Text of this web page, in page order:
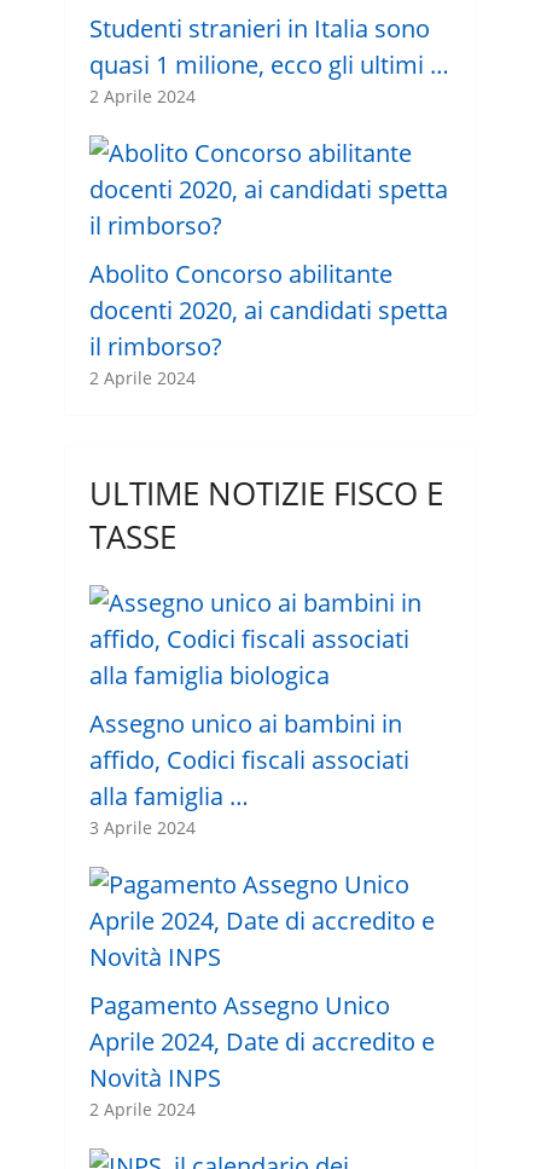
Studenti stranieri in Italia sono
quasi 1 milione, ecco gli ultimi …
2 Aprile 2024
Abolito Concorso abilitante
docenti 2020, ai candidati spetta
il rimborso?
2 Aprile 2024
ULTIME NOTIZIE FISCO E
TASSE
Assegno unico ai bambini in
affido, Codici fiscali associati
alla famiglia …
3 Aprile 2024
Pagamento Assegno Unico
Aprile 2024, Date di accredito e
Novità INPS
2 Aprile 2024